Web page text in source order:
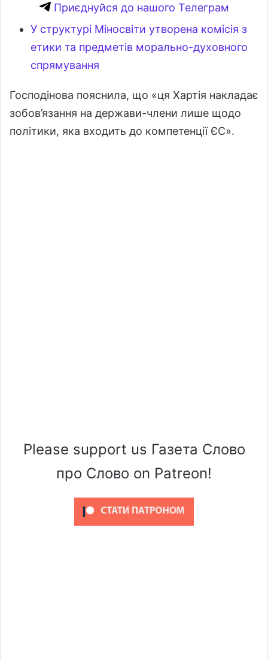
Приєднуйся до нашого Телеграм
У структурі Міносвіти утворена комісія з
етики та предметів морально-духовного
спрямування
Господінова пояснила, що «ця Хартія накладає
зобов’язання на держави-члени лише щодо
політики, яка входить до компетенції ЄС».
Please support us Газета Слово
про Слово on Patreon!